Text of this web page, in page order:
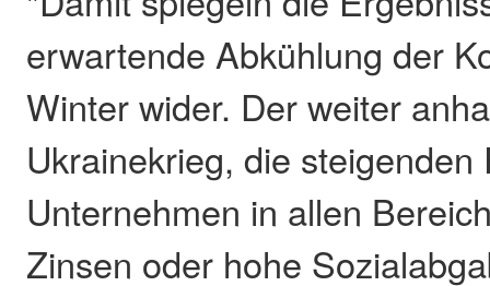
erwartende Abkühlung der
Winter wider. Der weiter
Ukrainekrieg, die steigenden
Unternehmen in allen
Zinsen oder hohe